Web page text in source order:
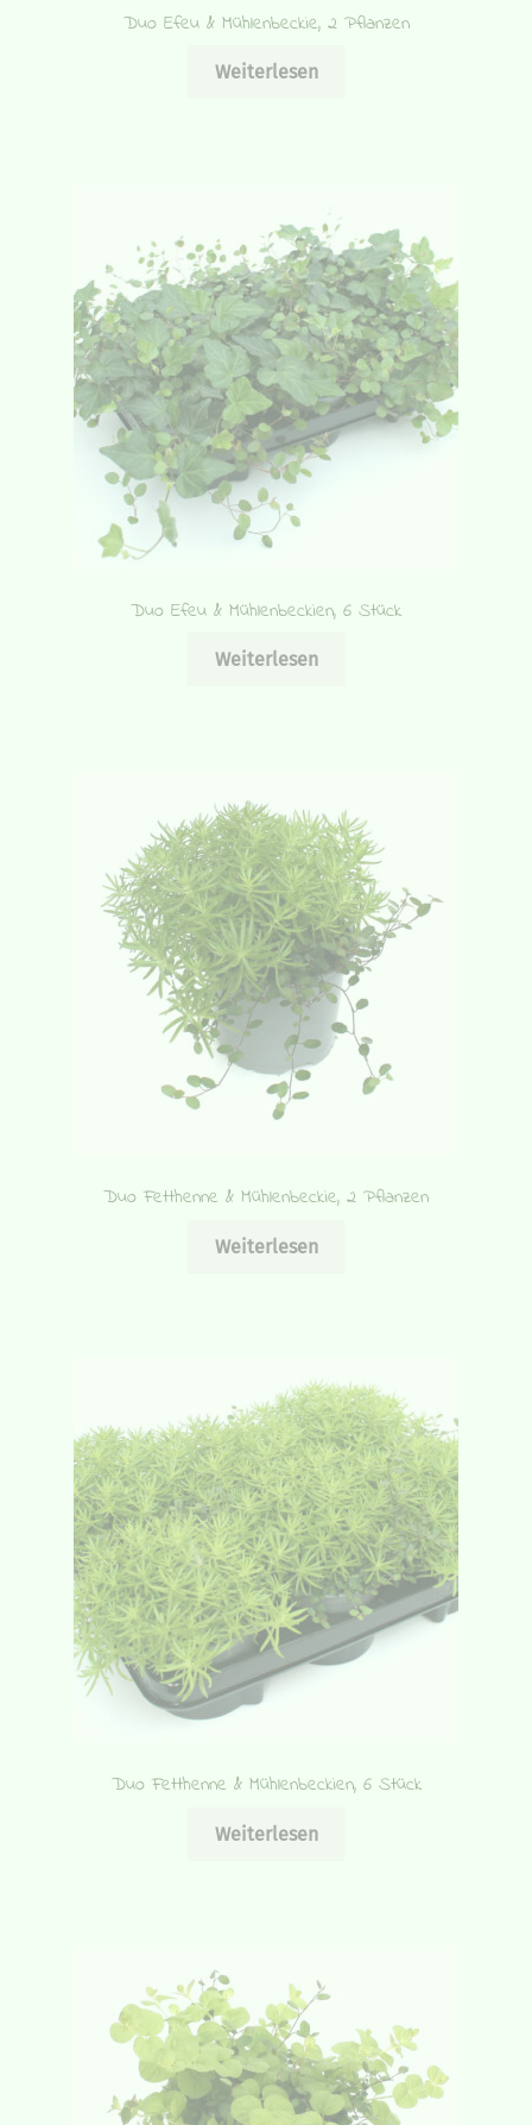
Duo Efeu & Mühlenbeckie, 2 Pflanzen
Weiterlesen
Duo Efeu & Mühlenbeckien, 6 Stück
Weiterlesen
Duo Fetthenne & Mühlenbeckie, 2 Pflanzen
Weiterlesen
Duo Fetthenne & Mühlenbeckien, 6 Stück
Weiterlesen